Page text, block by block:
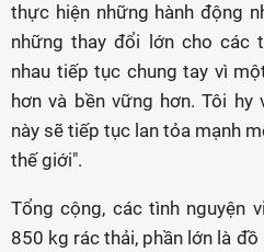
thực hiện những hành động
những thay đổi lớn cho các
nhau tiếp tục chung tay vì
hơn và bền vững hơn. Tôi
này sẽ tiếp tục lan tỏa mạnh
thế giới".
Tổng cộng, các tình nguyện
850 kg rác thải, phần lớn là